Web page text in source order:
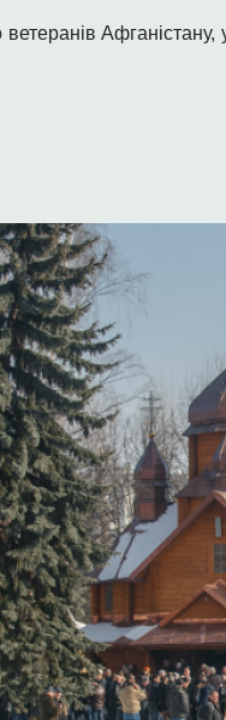
Афганістану,